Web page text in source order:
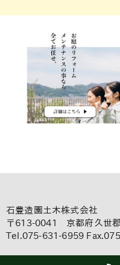
石豊造園土木株式会社
〒613-0041 京都府久世
Tel.075-631-6959